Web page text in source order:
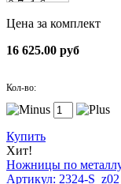
Цена за комплект
16 625.00 руб
Кол-во:
Купить
Хит!
Ножницы по
Артикул: 2324-S_z02